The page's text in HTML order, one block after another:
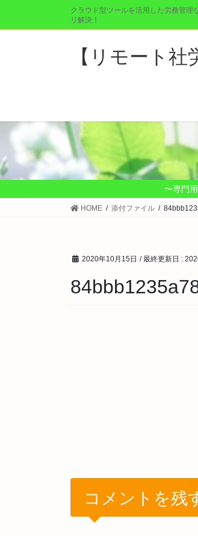
移
クラウド型ツールを活用した労務管理
リ解決！
【リモート
〜専門
HOME 添付ファイル
2020年10月15日 / 最終更新日 :
コメントを残